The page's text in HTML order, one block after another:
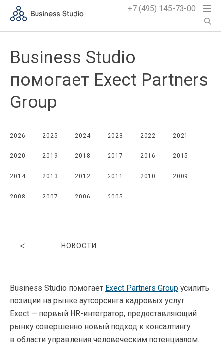
+7 (495) 145-73-00
Business Studio
помогает Exect Partners
Group
2026 2025 2024 2023 2022 2021
2020 2019 2018 2017 2016 2015
2014 2013 2012 2011 2010 2009
2008 2007 2006 2005
НОВОСТИ
Business Studio помогает Exect Partners Group усилить
позиции на рынке аутсорсинга кадровых услуг.
Exect — первый HR-интегратор, предоставляющий
рынку совершенно новый подход к консалтингу
в области управления человеческим потенциалом.